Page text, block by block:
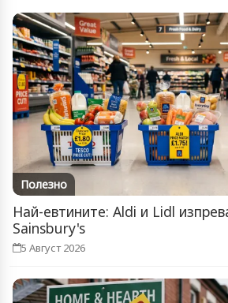
Полезно
Най-евтините: Aldi и Lidl
Sainsbury's
5 Август 2026